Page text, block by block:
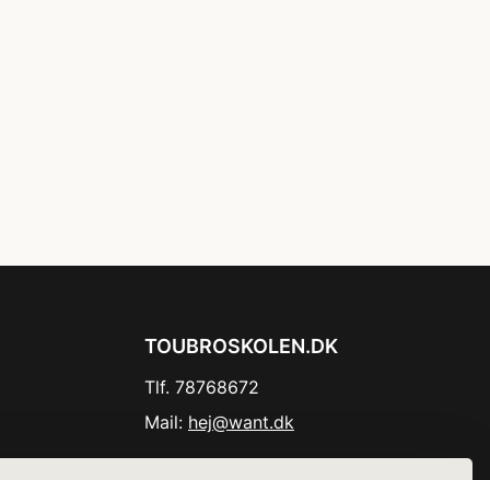
TOUBROSKOLEN.DK
Tlf. 78768672
Mail: hej@want.dk